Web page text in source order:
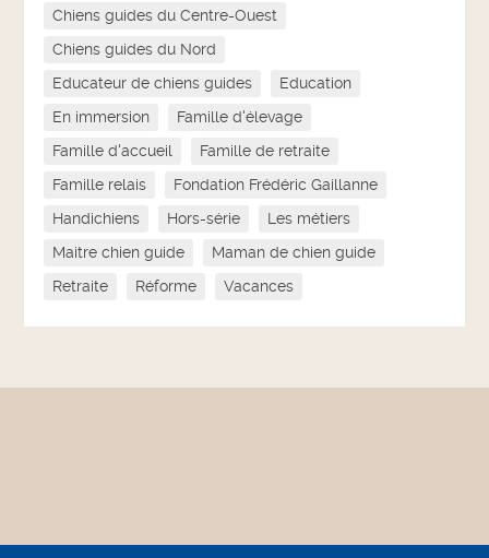
Chiens guides du Centre-Ouest
Chiens guides du Nord
Educateur de chiens guides
Education
En immersion
Famille d'élevage
Famille d'accueil
Famille de retraite
Famille relais
Fondation Frédéric Gaillanne
Handichiens
Hors-série
Les métiers
Maitre chien guide
Maman de chien guide
Retraite
Réforme Vacances